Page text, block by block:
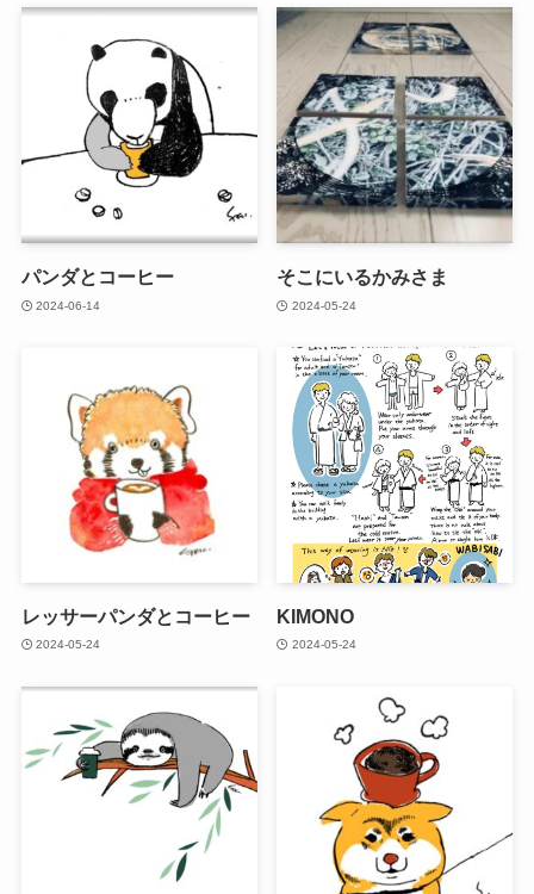
パンダとコーヒー
2024-06-14
そこにいるかみさま
2024-05-24
レッサーパンダとコーヒー
2024-05-24
KIMONO
2024-05-24